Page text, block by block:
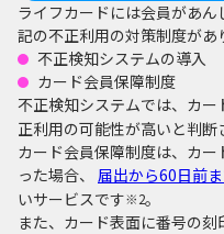
ライフカードには会員があ
記の不正利用の対策制度があ
不正検知システムの導入
カード会員保障制度
不正検知システムでは、カ
正利用の可能性が高いと判
カード会員保障制度は、カ
った場合、 届出から60日前
いサービスです※2。
また、カード表面に番号の刻